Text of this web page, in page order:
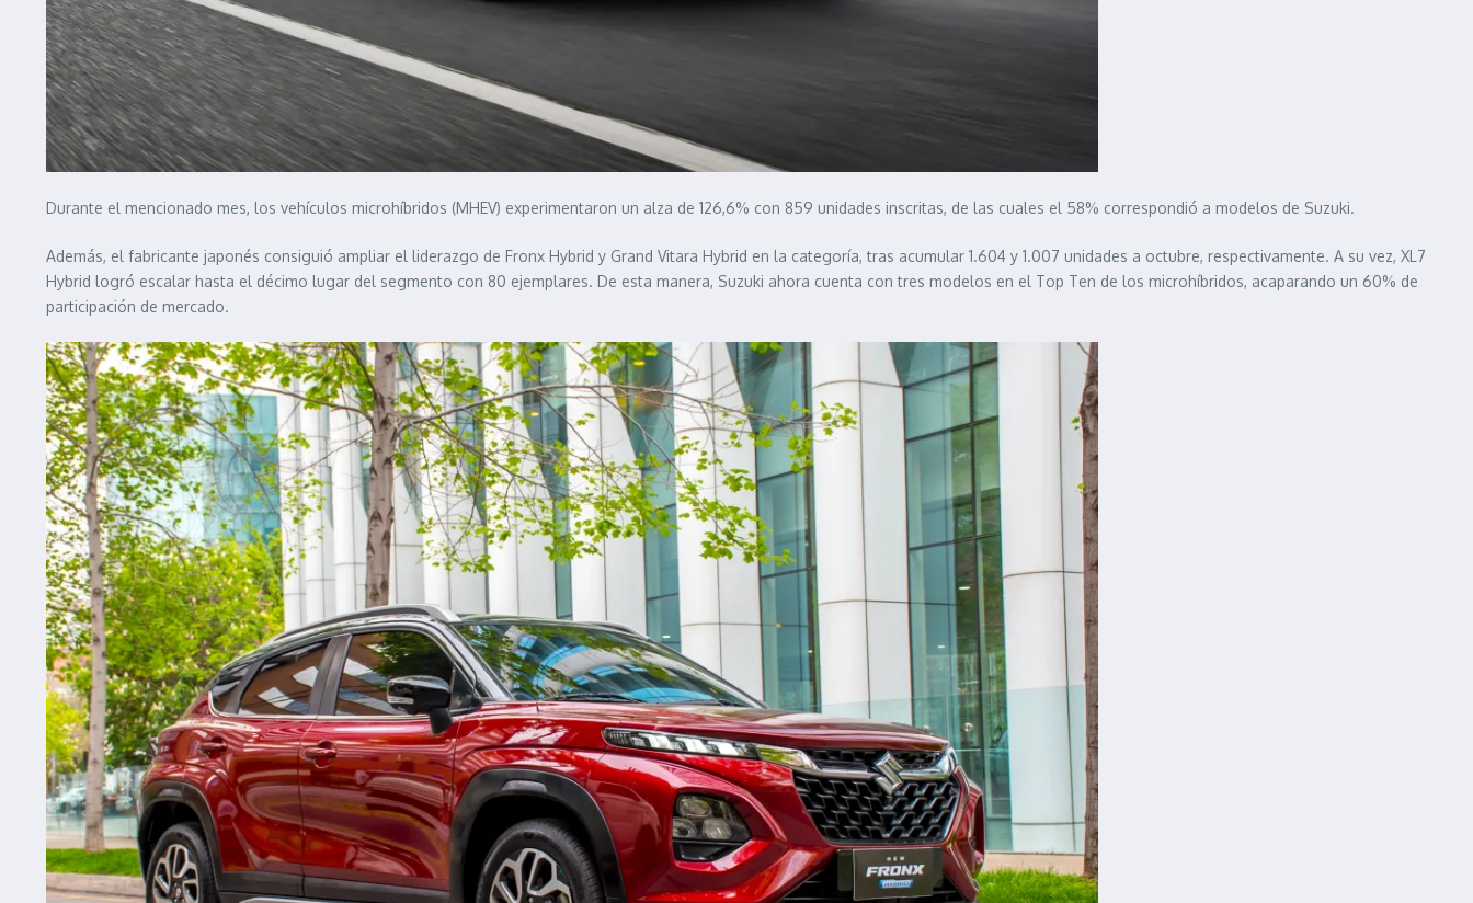
Durante el mencionado mes, los vehículos microhíbridos (MHEV) experimentaron un alza de 126,6% con 859 unidades inscritas, de las cuales el 58% correspondió a modelos de Suzuki.
Además, el fabricante japonés consiguió ampliar el liderazgo de Fronx Hybrid y Grand Vitara Hybrid en la categoría, tras acumular 1.604 y 1.007 unidades a octubre, respectivamente. A su vez, XL7
Hybrid logró escalar hasta el décimo lugar del segmento con 80 ejemplares. De esta manera, Suzuki ahora cuenta con tres modelos en el Top Ten de los microhíbridos, acaparando un 60% de
participación de mercado.